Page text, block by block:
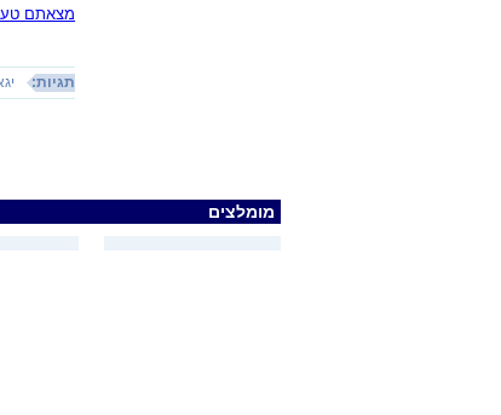
מצאתם
תגיות:
מומלצים